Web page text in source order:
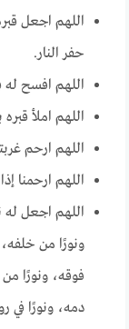
اللهم اجعل
حفر النار.
اللهم افسح له
اللهم املأ
اللهم ارحم
اللهم ارحمنا
اللهم اجعل له
ونورًا من
فوقه، ونورًا
دمه، ونورًا في